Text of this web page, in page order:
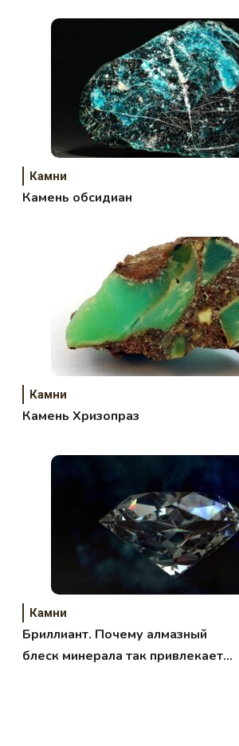
Камни
Камень обсидиан
Камни
Камень Хризопраз
Камни
Бриллиант. Почему алмазный
блеск минерала так привлекает